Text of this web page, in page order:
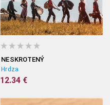
NESKROTENÝ
Hrdza
12.34 €